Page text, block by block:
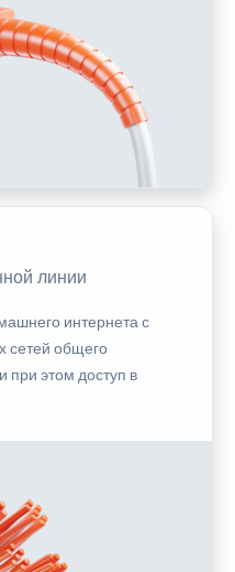
линии
интернета с
сетей общего
при этом доступ в